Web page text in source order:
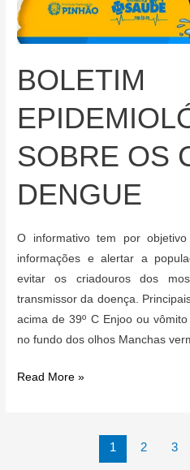
BOLETIM
SOBRE OS
DENGUE
O informativo tem por
informações e alertar a
evitar os criadouros dos
transmissor da doença.
acima de 39º C Enjoo ou
no fundo dos olhos Manchas
BOLETIM
Read More »
1 2 3